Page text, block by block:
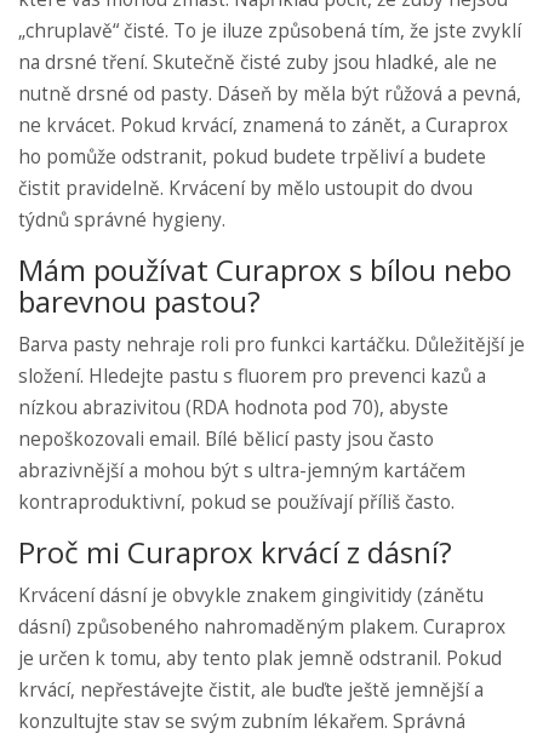
„chruplavě“ čisté. To je iluze způsobená tím, že jste zvyklí
na drsné tření. Skutečně čisté zuby jsou hladké, ale ne
nutně drsné od pasty. Dáseň by měla být růžová a pevná,
ne krvácet. Pokud krvácí, znamená to zánět, a Curaprox
ho pomůže odstranit, pokud budete trpěliví a budete
čistit pravidelně. Krvácení by mělo ustoupit do dvou
týdnů správné hygieny.
Mám používat Curaprox s bílou nebo
barevnou pastou?
Barva pasty nehraje roli pro funkci kartáčku. Důležitější je
složení. Hledejte pastu s fluorem pro prevenci kazů a
nízkou abrazivitou (RDA hodnota pod 70), abyste
nepoškozovali email. Bílé bělicí pasty jsou často
abrazivnější a mohou být s ultra-jemným kartáčem
kontraproduktivní, pokud se používají příliš často.
Proč mi Curaprox krvácí z dásní?
Krvácení dásní je obvykle znakem gingivitidy (zánětu
dásní) způsobeného nahromaděným plakem. Curaprox
je určen k tomu, aby tento plak jemně odstranil. Pokud
krvácí, nepřestávejte čistit, ale buďte ještě jemnější a
konzultujte stav se svým zubním lékařem. Správná